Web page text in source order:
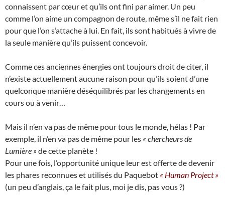
connaissent par cœur et qu’ils ont fini par aimer. Un peu
comme l’on aime un compagnon de route, même s’il ne fait rien
pour que l’on s’attache à lui. En fait, ils sont habitués à vivre de
la seule manière qu’ils puissent concevoir.
Comme ces anciennes énergies ont toujours droit de citer, il
n’existe actuellement aucune raison pour qu’ils soient d’une
quelconque manière déséquilibrés par les changements en
cours ou à venir…
Mais il n’en va pas de même pour tous le monde, hélas ! Par
exemple, il n’en va pas de même pour les « chercheurs de
Lumière » de cette planète !
Pour une fois, l’opportunité unique leur est offerte de devenir
les phares reconnues et utilisés du Paquebot « Human Project »
(un peu d’anglais, ça le fait plus, moi je dis, pas vous ?)